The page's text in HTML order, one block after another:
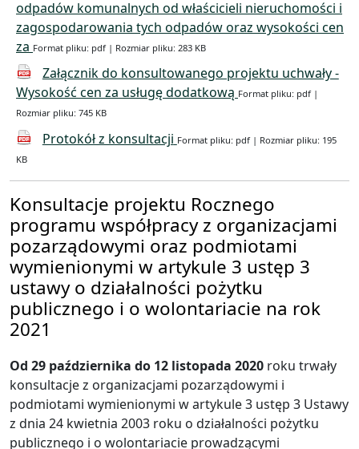
odpadów komunalnych od właścicieli nieruchomości i
zagospodarowania tych odpadów oraz wysokości cen
za Format pliku: pdf | Rozmiar pliku: 283 KB
Załącznik do konsultowanego projektu uchwały -
Wysokość cen za usługę dodatkową Format pliku: pdf |
Rozmiar pliku: 745 KB
Protokół z konsultacji Format pliku: pdf | Rozmiar pliku: 195
KB
Konsultacje projektu Rocznego
programu współpracy z organizacjami
pozarządowymi oraz podmiotami
wymienionymi w artykule 3 ustęp 3
ustawy o działalności pożytku
publicznego i o wolontariacie na rok
2021
Od 29 października do 12 listopada 2020 roku trwały
konsultacje z organizacjami pozarządowymi i
podmiotami wymienionymi w artykule 3 ustęp 3 Ustawy
z dnia 24 kwietnia 2003 roku o działalności pożytku
publicznego i o wolontariacie prowadzącymi